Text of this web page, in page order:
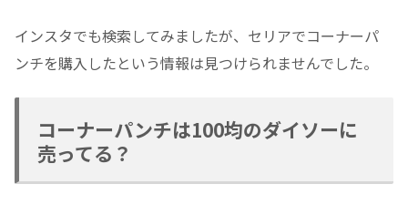
インスタでも検索してみましたが、セリアでコーナーパ
ンチを購入したという情報は見つけられませんでした。
コーナーパンチは100均のダイソーに
売ってる？